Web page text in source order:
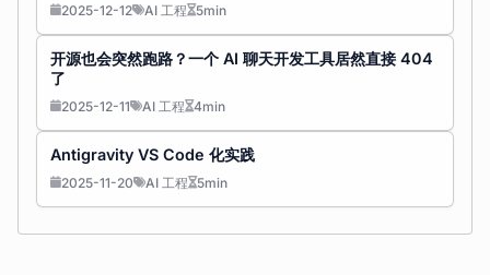
2025-12-12 AI 工程 5min
开源也会突然跑路？一个 AI 聊天开发工具居然直接 404
了
2025-12-11 AI 工程 4min
Antigravity VS Code 化实践
2025-11-20 AI 工程 5min